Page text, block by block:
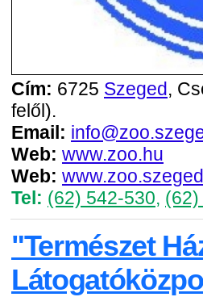
Cím: 6725 Szeged,
felől).
Email:
Web: www.zoo.hu
Web:
Tel: (62) 542-530,
"Természet